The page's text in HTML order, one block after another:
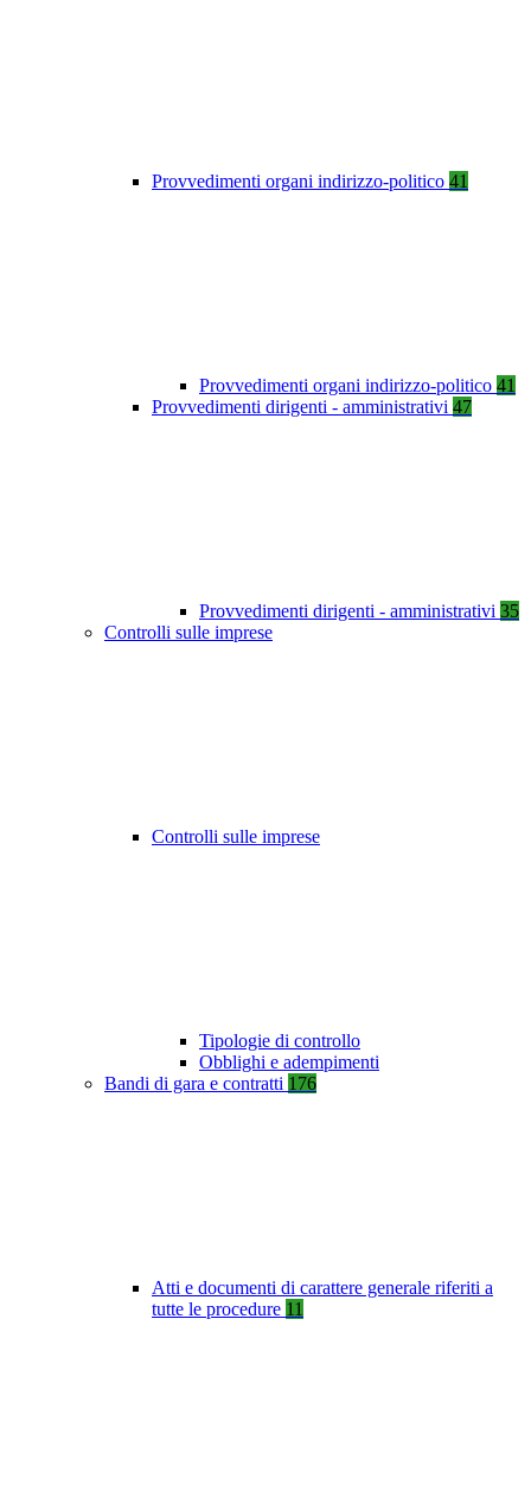
Provvedimenti organi indirizzo-politico 41
Provvedimenti organi indirizzo-politico 41
Provvedimenti dirigenti - amministrativi 47
Provvedimenti dirigenti - amministrativi 35
Controlli sulle imprese
Controlli sulle imprese
Tipologie di controllo
Obblighi e adempimenti
Bandi di gara e contratti 176
Atti e documenti di carattere generale riferiti a
tutte le procedure 11